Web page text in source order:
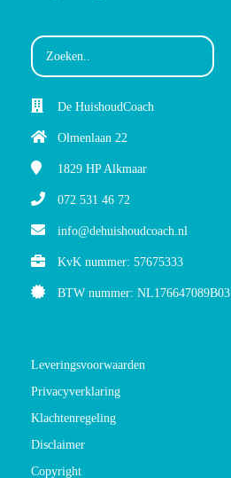
De HuishoudCoach
Olmenlaan 22
1829 HP Alkmaar
072 531 46 72
info@dehuishoudcoach.nl
KvK nummer: 57675333
BTW nummer: NL176647089B03
Leveringsvoorwaarden
Privacyverklaring
Klachtenregeling
Disclaimer
Copyright